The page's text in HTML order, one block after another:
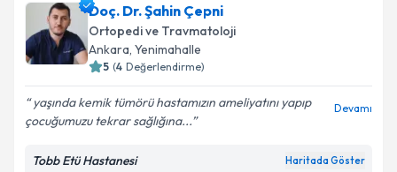
Op. Dr. Bilgehan Tağrikuluiçin randevu takvimi
talebi oluşturun. Size bu uzmandan randevu almanız
için bir takvim hazırlandığında e-posta ile
bilgilendireceğiz.
E-posta Adresiniz
Doç. Dr. Şahin Çepni
Ortopedi ve Travmatoloji
Ankara, Yenimahalle
5 (4 Değerlendirme)
yaşında kemik tümörü hastamızın ameliyatını yapıp
çocuğumuzu tekrar sağlığına...
Devamı
Tobb Etü Hastanesi Haritada Göster